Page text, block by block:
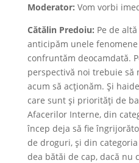
Moderator: Vom vorbi
Cătălin Predoiu: Pe de
anticipăm unele
confruntăm deocamdată.
perspectivă noi trebuie să
acum să acționăm. Și
care sunt și priorități de
Afacerilor Interne, din
încep deja să fie
de droguri, și din
dea bătăi de cap, dacă nu